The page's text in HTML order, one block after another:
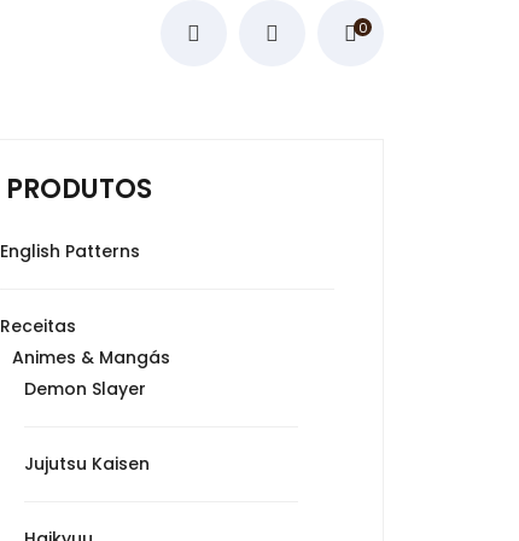
0
PRODUTOS
English Patterns
Receitas
Animes & Mangás
Demon Slayer
Jujutsu Kaisen